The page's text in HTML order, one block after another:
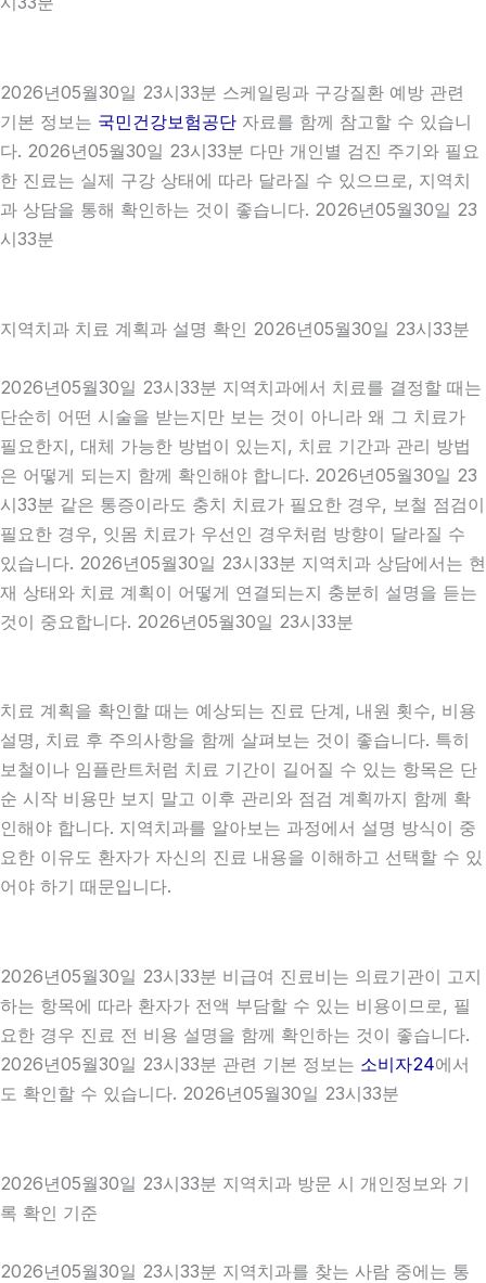
2026년05월30일 23시33분 스케일링과 구강질환 예방 관련
기본 정보는 국민건강보험공단 자료를 함께 참고할 수 있습니
다. 2026년05월30일 23시33분 다만 개인별 검진 주기와 필요
한 진료는 실제 구강 상태에 따라 달라질 수 있으므로, 지역치
과 상담을 통해 확인하는 것이 좋습니다. 2026년05월30일 23
시33분
지역치과 치료 계획과 설명 확인 2026년05월30일 23시33분
2026년05월30일 23시33분 지역치과에서 치료를 결정할 때는
단순히 어떤 시술을 받는지만 보는 것이 아니라 왜 그 치료가
필요한지, 대체 가능한 방법이 있는지, 치료 기간과 관리 방법
은 어떻게 되는지 함께 확인해야 합니다. 2026년05월30일 23
시33분 같은 통증이라도 충치 치료가 필요한 경우, 보철 점검이
필요한 경우, 잇몸 치료가 우선인 경우처럼 방향이 달라질 수
있습니다. 2026년05월30일 23시33분 지역치과 상담에서는 현
재 상태와 치료 계획이 어떻게 연결되는지 충분히 설명을 듣는
것이 중요합니다. 2026년05월30일 23시33분
치료 계획을 확인할 때는 예상되는 진료 단계, 내원 횟수, 비용
설명, 치료 후 주의사항을 함께 살펴보는 것이 좋습니다. 특히
보철이나 임플란트처럼 치료 기간이 길어질 수 있는 항목은 단
순 시작 비용만 보지 말고 이후 관리와 점검 계획까지 함께 확
인해야 합니다. 지역치과를 알아보는 과정에서 설명 방식이 중
요한 이유도 환자가 자신의 진료 내용을 이해하고 선택할 수 있
어야 하기 때문입니다.
2026년05월30일 23시33분 비급여 진료비는 의료기관이 고지
하는 항목에 따라 환자가 전액 부담할 수 있는 비용이므로, 필
요한 경우 진료 전 비용 설명을 함께 확인하는 것이 좋습니다.
2026년05월30일 23시33분 관련 기본 정보는 소비자24에서
도 확인할 수 있습니다. 2026년05월30일 23시33분
2026년05월30일 23시33분 지역치과 방문 시 개인정보와 기
록 확인 기준
2026년05월30일 23시33분 지역치과를 찾는 사람 중에는 통